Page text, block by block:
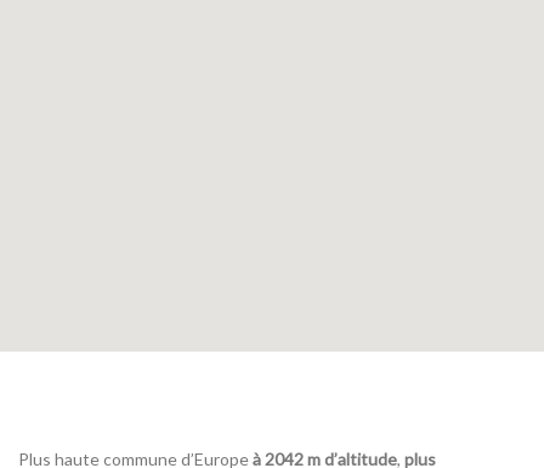
Plus haute commune d’Europeà 2042 m d’altitude, plus